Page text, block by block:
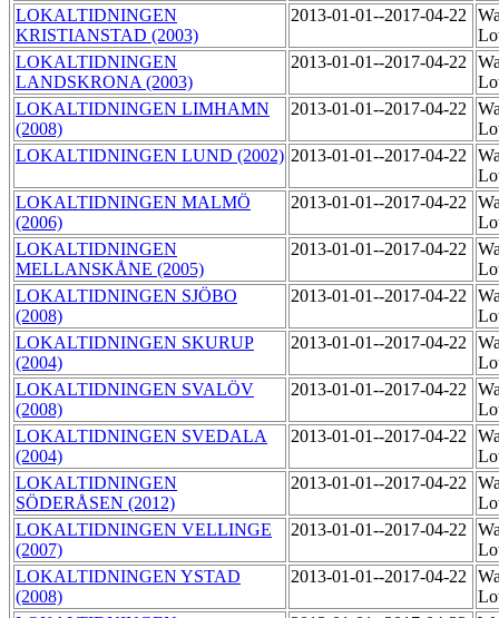
LOKALTIDNINGEN
KRISTIANSTAD (2003)
2013-01-01--2017-04-22
LOKALTIDNINGEN
LANDSKRONA (2003)
2013-01-01--2017-04-22
LOKALTIDNINGEN LIMHAMN
(2008)
2013-01-01--2017-04-22
LOKALTIDNINGEN LUND (2002) 2013-01-01--2017-04-22
LOKALTIDNINGEN MALMÖ
(2006)
2013-01-01--2017-04-22
LOKALTIDNINGEN
MELLANSKÅNE (2005)
2013-01-01--2017-04-22
LOKALTIDNINGEN SJÖBO
(2008)
2013-01-01--2017-04-22
LOKALTIDNINGEN SKURUP
(2004)
2013-01-01--2017-04-22
LOKALTIDNINGEN SVALÖV
(2008)
2013-01-01--2017-04-22
LOKALTIDNINGEN SVEDALA
(2004)
2013-01-01--2017-04-22
LOKALTIDNINGEN
SÖDERÅSEN (2012)
2013-01-01--2017-04-22
LOKALTIDNINGEN VELLINGE
(2007)
2013-01-01--2017-04-22
LOKALTIDNINGEN YSTAD
(2008)
2013-01-01--2017-04-22